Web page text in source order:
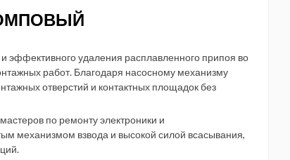
эффективного удаления расплавленного припоя во
работ. Благодаря насосному механизму
отверстий и контактных площадок без
по ремонту электроники и
механизмом взвода и высокой силой всасывания,